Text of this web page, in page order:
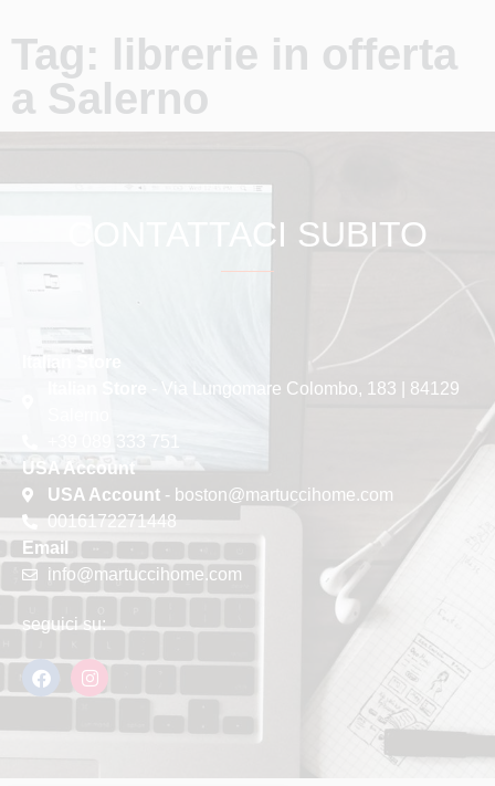
Tag: librerie in offerta
a Salerno
CONTATTACI SUBITO
Italian Store
- Via Lungomare Colombo, 183 | 84129
USA Account
USA Account- boston@martuccihome.com
0016172271448
Email
info@martuccihome.com
seguici su: